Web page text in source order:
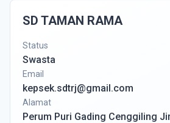
SD TAMAN RAMA
Status
Swasta
Email
kepsek.sdtrj@gmail.com
Alamat
Perum Puri Gading Cenggiling